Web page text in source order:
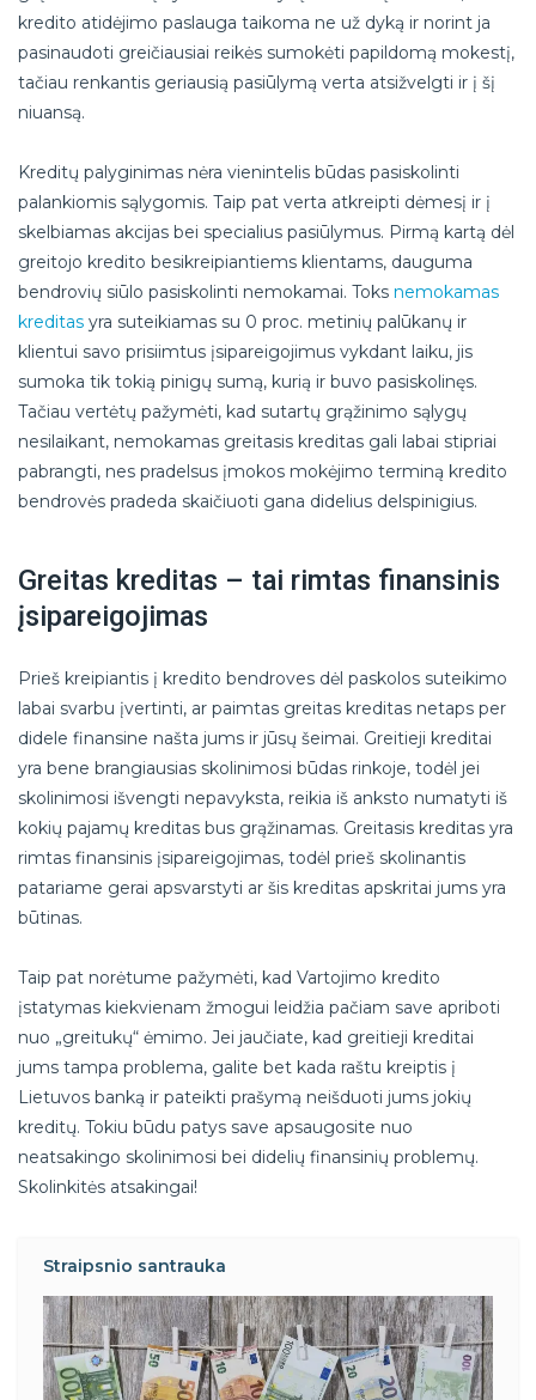
kredito atidėjimo paslauga taikoma ne už dyką ir norint ja
pasinaudoti greičiausiai reikės sumokėti papildomą mokestį,
tačiau renkantis geriausią pasiūlymą verta atsižvelgti ir į šį
niuansą.
Kreditų palyginimas nėra vienintelis būdas pasiskolinti
palankiomis sąlygomis. Taip pat verta atkreipti dėmesį ir į
skelbiamas akcijas bei specialius pasiūlymus. Pirmą kartą dėl
greitojo kredito besikreipiantiems klientams, dauguma
bendrovių siūlo pasiskolinti nemokamai. Toks nemokamas
kreditas yra suteikiamas su 0 proc. metinių palūkanų ir
klientui savo prisiimtus įsipareigojimus vykdant laiku, jis
sumoka tik tokią pinigų sumą, kurią ir buvo pasiskolinęs.
Tačiau vertėtų pažymėti, kad sutartų grąžinimo sąlygų
nesilaikant, nemokamas greitasis kreditas gali labai stipriai
pabrangti, nes pradelsus įmokos mokėjimo terminą kredito
bendrovės pradeda skaičiuoti gana didelius delspinigius.
Greitas kreditas – tai rimtas finansinis
įsipareigojimas
Prieš kreipiantis į kredito bendroves dėl paskolos suteikimo
labai svarbu įvertinti, ar paimtas greitas kreditas netaps per
didele finansine našta jums ir jūsų šeimai. Greitieji kreditai
yra bene brangiausias skolinimosi būdas rinkoje, todėl jei
skolinimosi išvengti nepavyksta, reikia iš anksto numatyti iš
kokių pajamų kreditas bus grąžinamas. Greitasis kreditas yra
rimtas finansinis įsipareigojimas, todėl prieš skolinantis
patariame gerai apsvarstyti ar šis kreditas apskritai jums yra
būtinas.
Taip pat norėtume pažymėti, kad Vartojimo kredito
įstatymas kiekvienam žmogui leidžia pačiam save apriboti
nuo „greitukų“ ėmimo. Jei jaučiate, kad greitieji kreditai
jums tampa problema, galite bet kada raštu kreiptis į
Lietuvos banką ir pateikti prašymą neišduoti jums jokių
kreditų. Tokiu būdu patys save apsaugosite nuo
neatsakingo skolinimosi bei didelių finansinių problemų.
Skolinkitės atsakingai!
Straipsnio santrauka